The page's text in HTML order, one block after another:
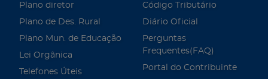
Plano diretor
Plano de Des. Rural
Plano Mun. de Educação
Lei Orgânica
Telefones Úteis
Código Tributário
Diário Oficial
Perguntas
Frequentes(FAQ)
Portal do Contribuinte